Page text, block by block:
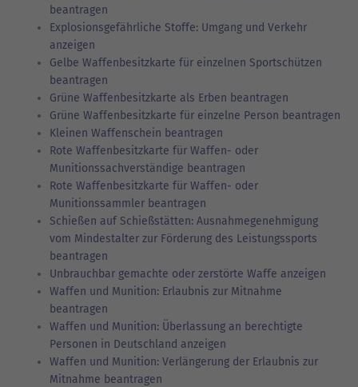
beantragen
Explosionsgefährliche Stoffe: Umgang und Verkehr
anzeigen
Gelbe Waffenbesitzkarte für einzelnen Sportschützen
beantragen
Grüne Waffenbesitzkarte als Erben beantragen
Grüne Waffenbesitzkarte für einzelne Person beantragen
Kleinen Waffenschein beantragen
Rote Waffenbesitzkarte für Waffen- oder
Munitionssachverständige beantragen
Rote Waffenbesitzkarte für Waffen- oder
Munitionssammler beantragen
Schießen auf Schießstätten: Ausnahmegenehmigung
vom Mindestalter zur Förderung des Leistungssports
beantragen
Unbrauchbar gemachte oder zerstörte Waffe anzeigen
Waffen und Munition: Erlaubnis zur Mitnahme
beantragen
Waffen und Munition: Überlassung an berechtigte
Personen in Deutschland anzeigen
Waffen und Munition: Verlängerung der Erlaubnis zur
Mitnahme beantragen